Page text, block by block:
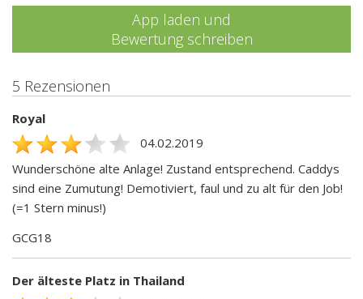
App laden und
Bewertung schreiben
5 Rezensionen
Royal
04.02.2019
Wunderschöne alte Anlage! Zustand entsprechend. Caddys
sind eine Zumutung! Demotiviert, faul und zu alt für den Job!
(=1 Stern minus!)
GCG18
Der älteste Platz in Thailand